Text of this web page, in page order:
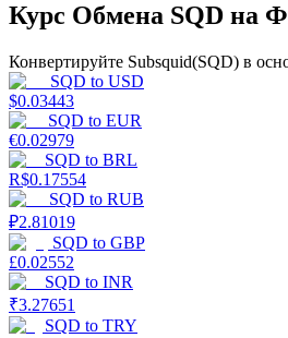
Торговые стратегии
Узнайте, как оставаться
Заработок
Курс Обмена SQD на
Конвертируйте Subsquid(SQD) в
SQD to USD
$0.03443
SQD to EUR
€0.02979
SQD to BRL
R$0.17554
SQD to RUB
₽2.81019
SQD to GBP
£0.02552
SQD to INR
₹3.27651
SQD to TRY